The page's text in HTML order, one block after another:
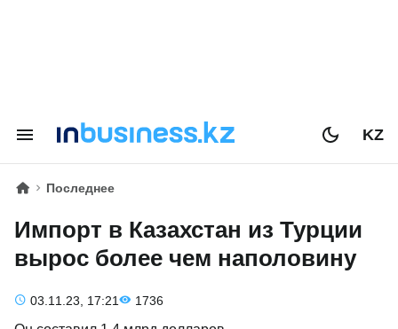
KZ
Последнее
Импорт в Казахстан из Турции
вырос более чем наполовину
03.11.23, 17:21 1736